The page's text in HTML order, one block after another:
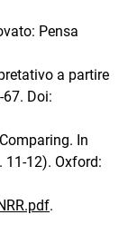
Pensa
a partire
Doi:
In
11-12). Oxford:
.